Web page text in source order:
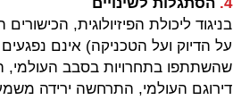
בניגוד ליכולת הפיזיולוגית,
על הדיוק ועל הטכניקה) אינם
שהשתתפו בתחרויות בסבב
דירוגם העולמי, התרחשה ירידה